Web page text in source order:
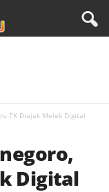
TK Diajak Melek Digital
Digital